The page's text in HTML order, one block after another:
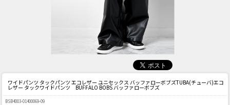
ワイドパンツ タックパンツ エコレザー ユニセックス バッファローボブズTUBA(チューバ)エコ
レザー タックワイドパンツ BUFFALO BOBS バッファローボブズ
BSB4003-01400069-09